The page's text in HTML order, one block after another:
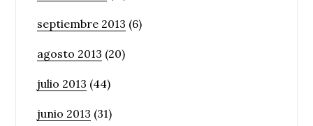
septiembre 2013 (6)
agosto 2013 (20)
julio 2013 (44)
junio 2013 (31)